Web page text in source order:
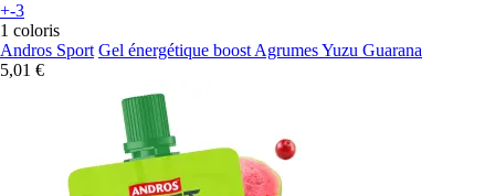
+-3
1 coloris
Andros Sport Gel énergétique boost Agrumes Yuzu Guarana
5,01 €